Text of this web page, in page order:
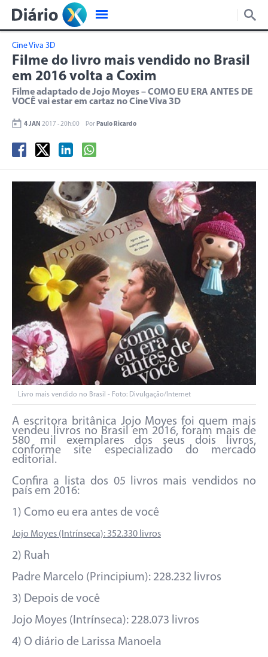
Cine Viva 3D
Filme do livro mais vendido no Brasil
em 2016 volta a Coxim
Filme adaptado de Jojo Moyes – COMO EU ERA ANTES DE
VOCÊ vai estar em cartaz no Cine Viva 3D
4 JAN 2017 - 20h:00 Por Paulo Ricardo
Livro mais vendido no Brasil - Foto: Divulgação/Internet
A escritora britânica Jojo Moyes foi quem mais
vendeu livros no Brasil em 2016, foram mais de
580 mil exemplares dos seus dois livros,
conforme site especializado do mercado
editorial.
Confira a lista dos 05 livros mais vendidos no
país em 2016:
1) Como eu era antes de você
Jojo Moyes (Intrínseca): 352.330 livros
2) Ruah
Padre Marcelo (Principium): 228.232 livros
3) Depois de você
Jojo Moyes (Intrínseca): 228.073 livros
4) O diário de Larissa Manoela